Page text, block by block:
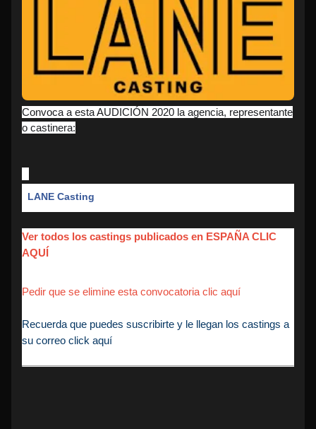
Convoca a esta AUDICIÓN 2020 la agencia, representante
o castinera:
LANE Casting
Ver todos los castings publicados en ESPAÑA CLIC
AQUÍ
Pedir que se elimine esta convocatoria clic aquí
Recuerda que puedes suscribirte y le llegan los castings a
su correo click aquí